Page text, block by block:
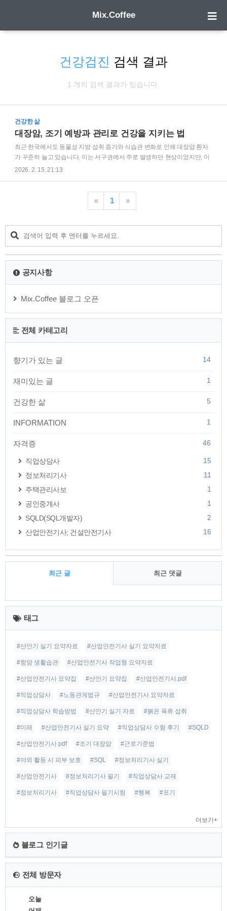
Mix.Coffee
건강검진 검색 결과
1 개의 검색 결과가 있습니다.
건강한 삶
대장암, 조기 예방과 관리로 건강을 지키는 법
최근 한국에서도 동물성 지방 섭취 증가와 식습관 변화로 인해 대장암 환자
가 꾸준히 늘고 있습니다. 이는 서구권에서 주로 발생하던 현상이었지만, 이
제는 국내에서도 대장암이 흔한 질병으로 자리 잡았습니다. 2023년 기준 대
하며, 고령화가 점차 가속화됨에 따라 앞으로 환자 수가 더욱 증가할 것으로
전망됩니다. 대장암은 초기에는 증상이 잘 나타나지 않아 조기 발견과 예방
은 환경적 요인과 유전적 요인이 복합적으로 작용하여..
2026. 2. 15. 21:13
« 1 »
공지사항
Mix.Coffee 블로그 오픈
전체 카테고리
향기가 있는 글 14
재미있는 글 1
건강한 삶 5
INFORMATION 1
자격증 46
직업상담사
15
정보처리기사
11
주택관리사보
1
공인중개사
1
SQLD(SQL개발자)
2
산업안전기사; 건설안전기사
16
최근 글 최근 댓글
최
근
글
태그
#산안기 실기 요약자료 #산업안전기사 실기 요약자료
#항암 생활습관 #산업안전기사 작업형 요약자료
#산업안전기사 요약집 #산안기 요약집 #산업안전기사.pdf
#직업상담사 #노동관계법규 #산업안전기사 요약자료
#직업상담사 학습방법 #산안기 실기 자료 #붉은 육류 섭취
#미래 #산업안전기사 실기 요약 #직업상담사 수험 후기 #SQLD
#산업안전기사 pdf #조기 대장암 #근로기준법
#야외 활동 시 피부 보호 #SQL #정보처리기사 실기
#산업안전기사 #정보처리기사 필기 #직업상담사 교재
#정보처리기사 #직업상담사 필기시험 #행복 #포기
더보기+
블로그 인기글
전체 방문자
오늘